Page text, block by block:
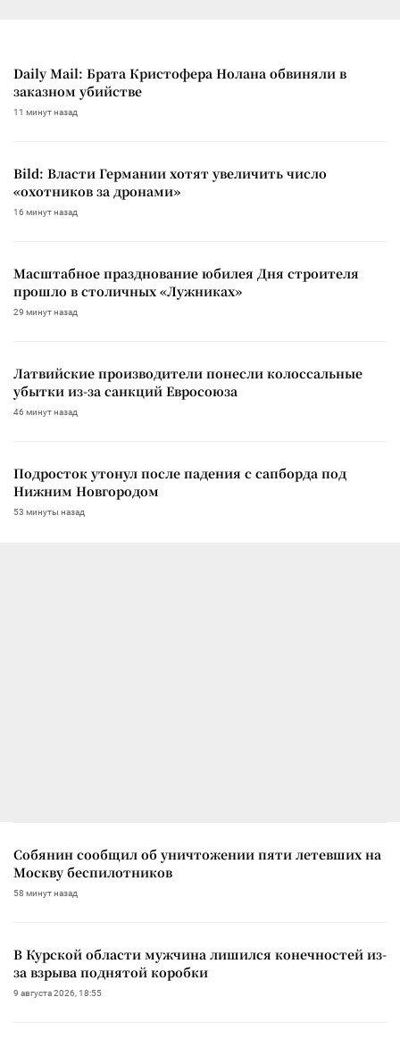
Daily Mail: Брата Кристофера Нолана обвиняли в
заказном убийстве
11 минут назад
Bild: Власти Германии хотят увеличить число
«охотников за дронами»
16 минут назад
Масштабное празднование юбилея Дня строителя
прошло в столичных «Лужниках»
29 минут назад
Латвийские производители понесли колоссальные
убытки из-за санкций Евросоюза
46 минут назад
Подросток утонул после падения с сапборда под
Нижним Новгородом
53 минуты назад
Собянин сообщил об уничтожении пяти летевших на
Москву беспилотников
58 минут назад
В Курской области мужчина лишился конечностей из-
за взрыва поднятой коробки
9 августа 2026, 18:55